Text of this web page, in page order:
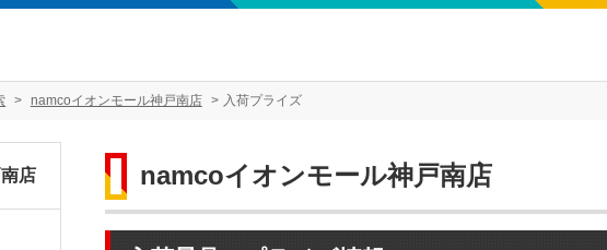
namcoイオンモール神戸南店 入荷プライズ
namcoイオンモール神戸南店
店